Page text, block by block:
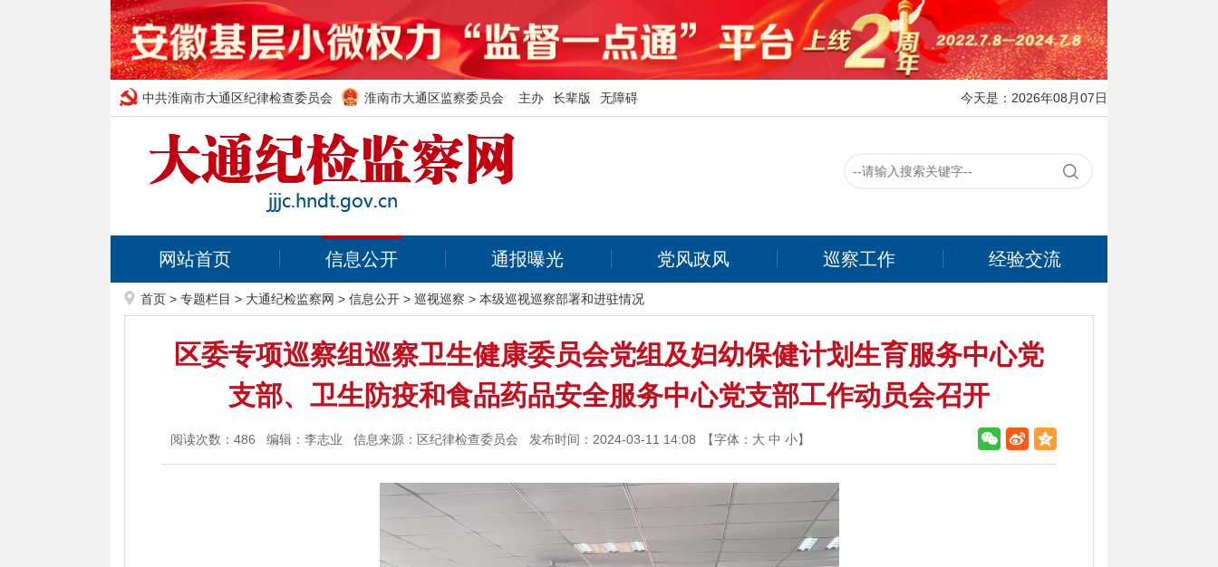
中共淮南市大通区纪律检查委员会 淮南市大通区监察委员会 主办 长辈版 无障碍 今天是：2026年08月07日
网站首页 信息公开 通报曝光 党风政风 巡察工作 经验交流
首页 > 专题栏目 > 大通纪检监察网 > 信息公开 > 巡视巡察 > 本级巡视巡察部署和进驻情况
区委专项巡察组巡察卫生健康委员会党组及妇幼保健计划生育服务中心党
支部、卫生防疫和食品药品安全服务中心党支部工作动员会召开
阅读次数： 486 编辑：李志业 信息来源：区纪律检查委员会 发布时间：2024-03-11 14:08 【字体： 大 中 小】